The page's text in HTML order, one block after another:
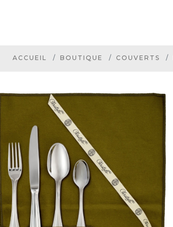
ACCUEIL BOUTIQUE COUVERTS